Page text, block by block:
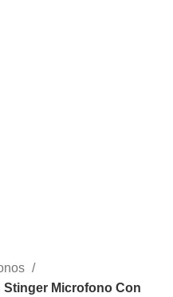
Microfono Con